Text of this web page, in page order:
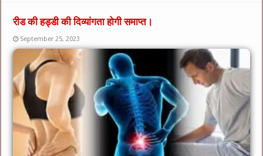
रीड की हड्डी की दिव्यांगता होगी समाप्त।
September 25, 2023